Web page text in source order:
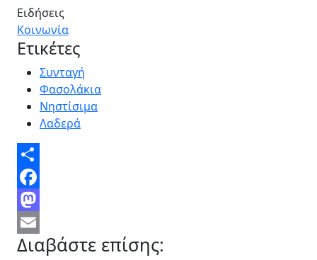
Ειδήσεις
Κοινωνία
Ετικέτες
Συνταγή
Φασολάκια
Νηστίσιμα
Λαδερά
Share
Facebook
Mastodon
Email
Διαβάστε επίσης: